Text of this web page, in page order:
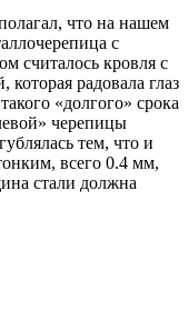
что на нашем
с
считалось кровля с
радовала глаз
«долгого» срока
черепицы
тем, что и
всего 0.4 мм,
стали должна